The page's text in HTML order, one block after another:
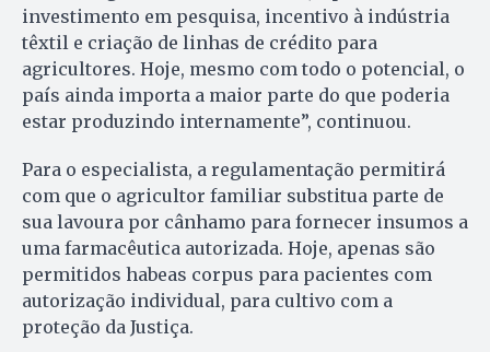
investimento em pesquisa, incentivo à indústria
têxtil e criação de linhas de crédito para
agricultores. Hoje, mesmo com todo o potencial, o
país ainda importa a maior parte do que poderia
estar produzindo internamente”, continuou.
Para o especialista, a regulamentação permitirá
com que o agricultor familiar substitua parte de
sua lavoura por cânhamo para fornecer insumos a
uma farmacêutica autorizada. Hoje, apenas são
permitidos habeas corpus para pacientes com
autorização individual, para cultivo com a
proteção da Justiça.